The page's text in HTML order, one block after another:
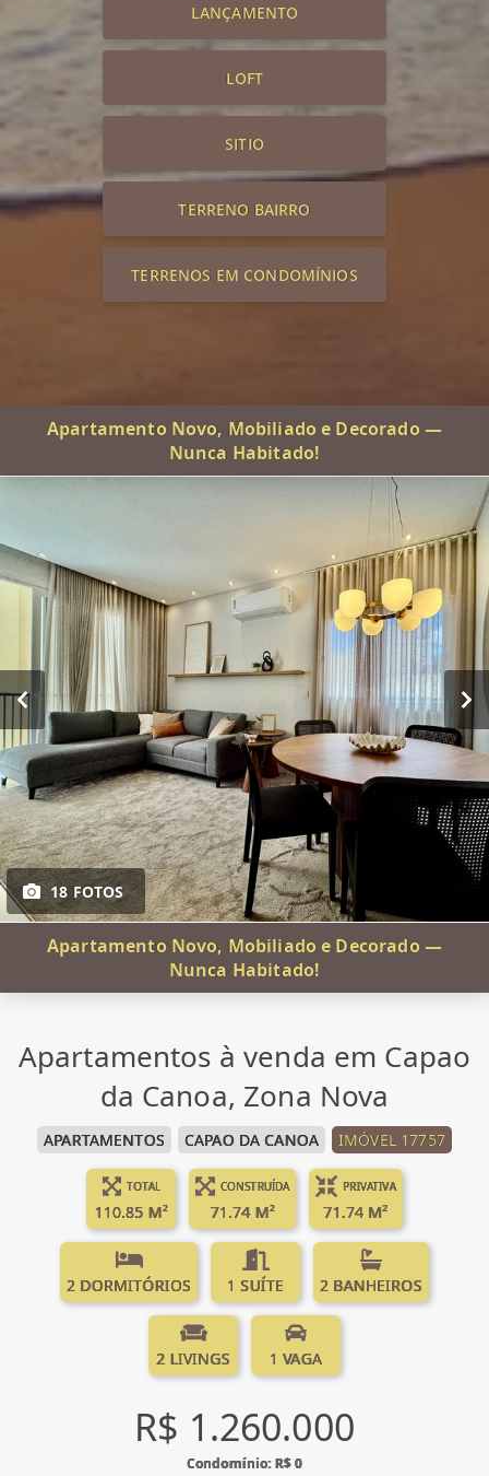
LANÇAMENTO
LOFT
SITIO
TERRENO BAIRRO
TERRENOS EM CONDOMÍNIOS
Apartamento Novo, Mobiliado e Decorado —
Nunca Habitado!
18 FOTOS
Apartamento Novo, Mobiliado e Decorado —
Nunca Habitado!
Apartamentos à venda em Capao
da Canoa, Zona Nova
APARTAMENTOS CAPAO DA CANOA IMÓVEL 17757
TOTAL
110.85 M²
CONSTRUÍDA
71.74 M²
PRIVATIVA
71.74 M²
2 DORMITÓRIOS 1 SUÍTE 2 BANHEIROS
2 LIVINGS 1 VAGA
R$ 1.260.000
Condomínio: R$ 0